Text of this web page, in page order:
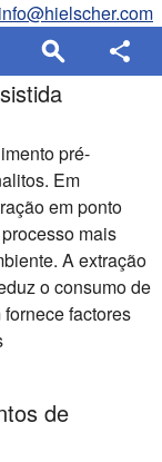
info@hielscher.com
pré-
Em
em ponto
mais
A extração
o consumo de
factores
de